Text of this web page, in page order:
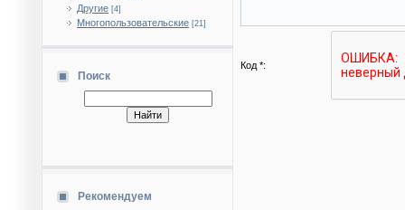
Другие [4]
Многопользовательские [21]
Поиск
Рекомендуем
Код *: